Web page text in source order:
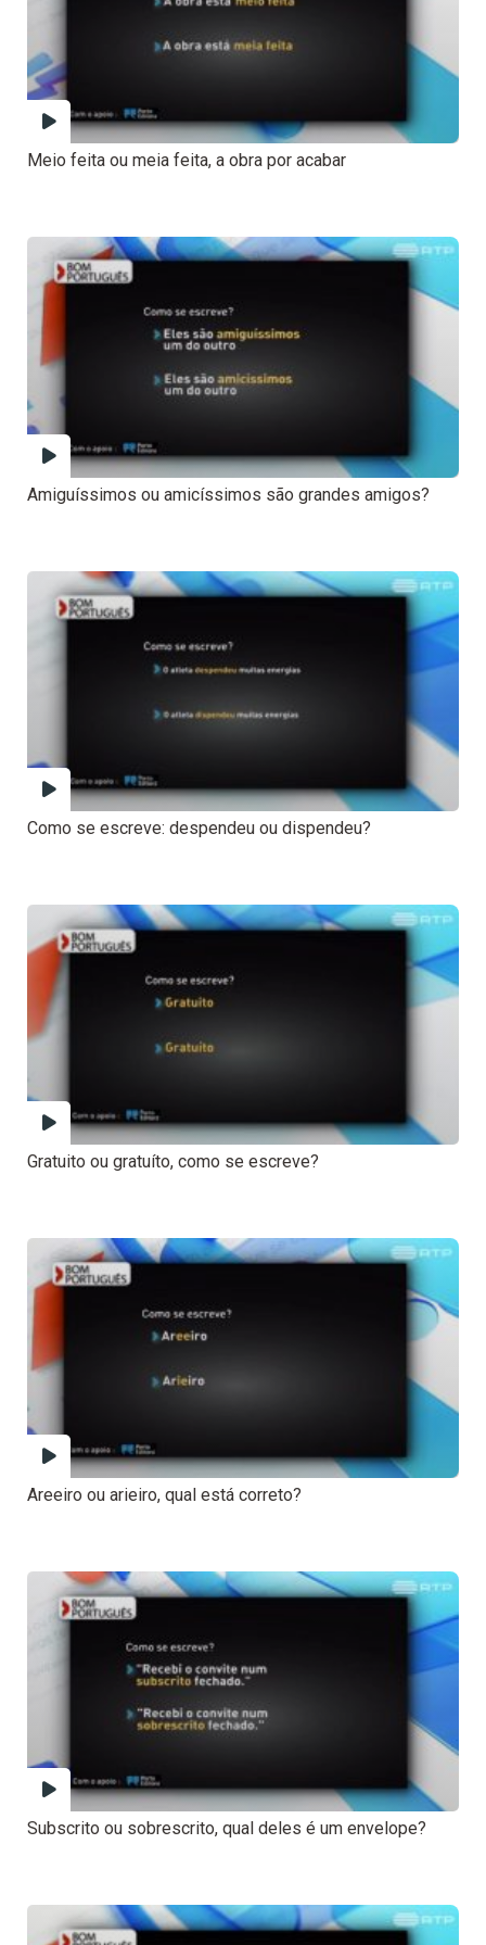
Meio feita ou meia feita, a obra por acabar
Amiguíssimos ou amicíssimos são grandes amigos?
Como se escreve: despendeu ou dispendeu?
Gratuito ou gratuíto, como se escreve?
Areeiro ou arieiro, qual está correto?
Subscrito ou sobrescrito, qual deles é um envelope?